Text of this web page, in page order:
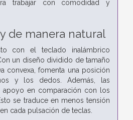
trabajar con comodidad y
de manera natural
con el teclado inalámbrico
un diseño dividido de tamaño
convexa, fomenta una posición
y los dedos. Además, las
apoyo en comparación con los
se traduce en menos tensión
cada pulsación de teclas.